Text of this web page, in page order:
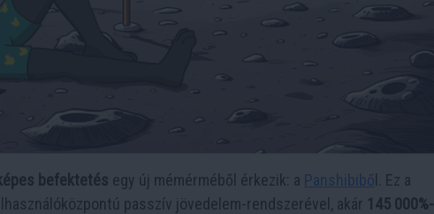
befektetés egy új mémérméből érkezik: a Panshibiből. Ez a
passzív jövedelem-rendszerével, akár 145 000%-